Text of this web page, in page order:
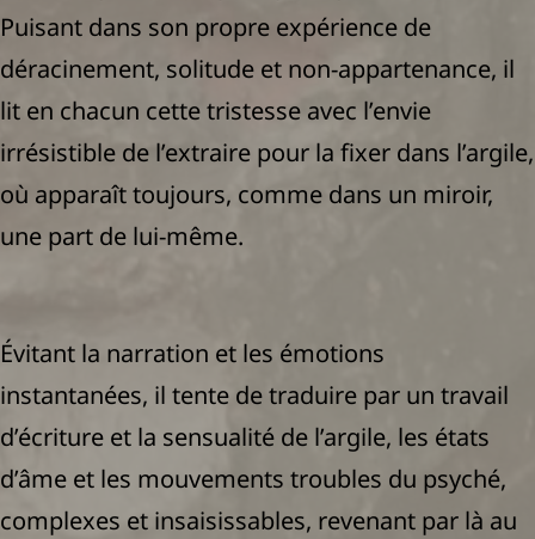
Puisant dans son propre expérience de
déracinement, solitude et non-appartenance, il
lit en chacun cette tristesse avec l’envie
irrésistible de l’extraire pour la fixer dans l’argile,
où apparaît toujours, comme dans un miroir,
une part de lui-même.
Évitant la narration et les émotions
instantanées, il tente de traduire par un travail
d’écriture et la sensualité de l’argile, les états
d’âme et les mouvements troubles du psyché,
complexes et insaisissables, revenant par là au